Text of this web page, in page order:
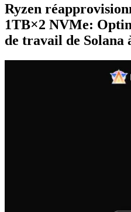
Ryzen
1TB×2 NVMe:
de travail de Solana